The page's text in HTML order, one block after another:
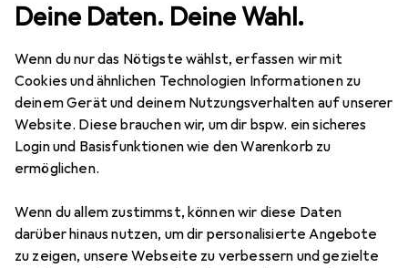
Deine Daten. Deine Wahl.
Wenn du nur das Nötigste wählst, erfassen wir mit
Cookies und ähnlichen Technologien Informationen zu
deinem Gerät und deinem Nutzungsverhalten auf unserer
Website. Diese brauchen wir, um dir bspw. ein sicheres
Login und Basisfunktionen wie den Warenkorb zu
ermöglichen.
Wenn du allem zustimmst, können wir diese Daten
darüber hinaus nutzen, um dir personalisierte Angebote
zu zeigen, unsere Webseite zu verbessern und gezielte
Lesezeichen in Grün – Stilvoller Lesebegleiter für Zuhause & Büro
MENGENRABATT
in Grün – Stilvoller Lesebegleiter für
Zuhause & Büro
EUR
10,09 Spare